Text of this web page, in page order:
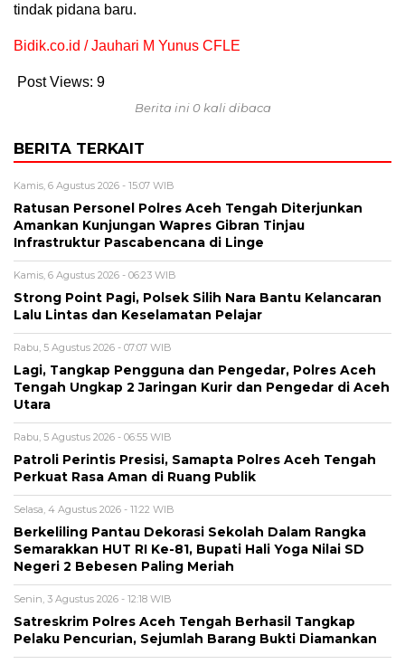
tindak pidana baru.
Bidik.co.id / Jauhari M Yunus CFLE
Post Views: 9
Berita ini 0 kali dibaca
BERITA TERKAIT
Kamis, 6 Agustus 2026 - 15:07 WIB
Ratusan Personel Polres Aceh Tengah Diterjunkan
Amankan Kunjungan Wapres Gibran Tinjau
Infrastruktur Pascabencana di Linge
Kamis, 6 Agustus 2026 - 06:23 WIB
Strong Point Pagi, Polsek Silih Nara Bantu Kelancaran
Lalu Lintas dan Keselamatan Pelajar
Rabu, 5 Agustus 2026 - 07:07 WIB
Lagi, Tangkap Pengguna dan Pengedar, Polres Aceh
Tengah Ungkap 2 Jaringan Kurir dan Pengedar di Aceh
Utara
Rabu, 5 Agustus 2026 - 06:55 WIB
Patroli Perintis Presisi, Samapta Polres Aceh Tengah
Perkuat Rasa Aman di Ruang Publik
Selasa, 4 Agustus 2026 - 11:22 WIB
Berkeliling Pantau Dekorasi Sekolah Dalam Rangka
Semarakkan HUT RI Ke-81, Bupati Hali Yoga Nilai SD
Negeri 2 Bebesen Paling Meriah
Senin, 3 Agustus 2026 - 12:18 WIB
Satreskrim Polres Aceh Tengah Berhasil Tangkap
Pelaku Pencurian, Sejumlah Barang Bukti Diamankan